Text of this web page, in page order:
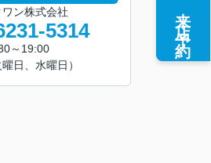
ワン株式会社
5314
～19:00
曜日、水曜日）
来店予約